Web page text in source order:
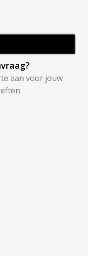
aan voor jouw